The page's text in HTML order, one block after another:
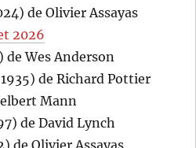
de Olivier Assayas
2026
de Wes Anderson
de Richard Pottier
Mann
de David Lynch